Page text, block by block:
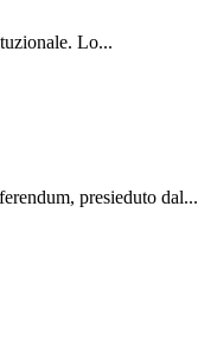
Lo...
presieduto dal...